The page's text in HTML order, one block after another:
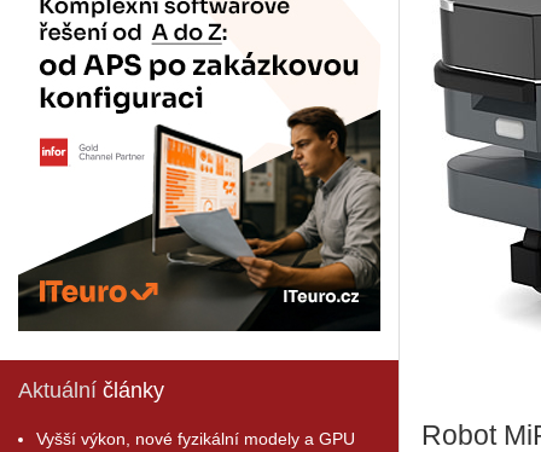
Aktuální články
Vyšší výkon, nové fyzikální modely a GPU
Robot